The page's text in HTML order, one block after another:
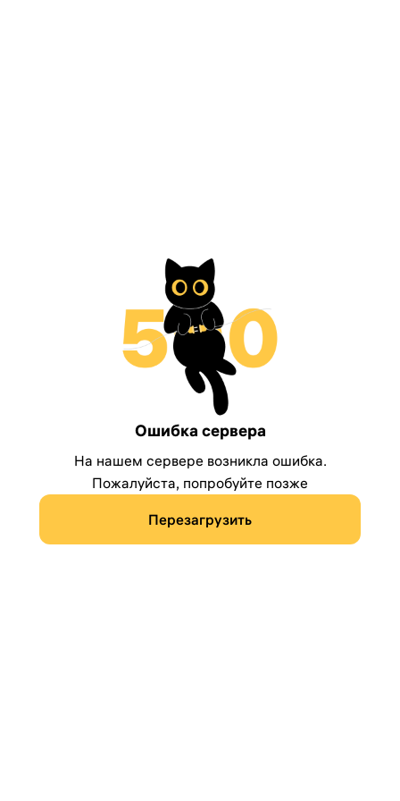
Ошибка сервера
На нашем сервере возникла ошибка.
Пожалуйста, попробуйте позже
Перезагрузить